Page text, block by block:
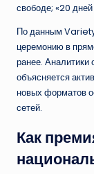
свободе; «20
По данным
церемонию в
ранее. Аналитики
объясняется
новых форматов
сетей.
Как